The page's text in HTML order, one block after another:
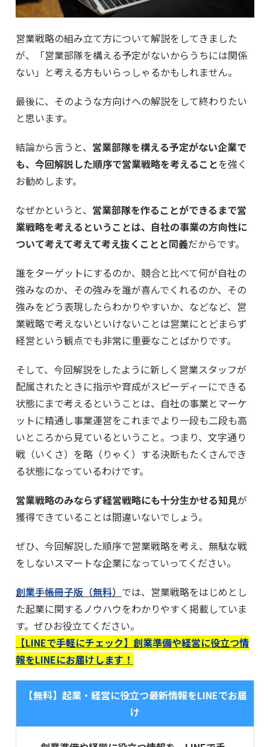
営業戦略の組み立て方について解説をしてきました
が、「営業部隊を構える予定がないからうちには関係
ない」と考える方もいらっしゃるかもしれません。
最後に、そのような方向けへの解説をして終わりたい
と思います。
結論から言うと、 営業部隊を構える予定がない企業で
も、今回解説した順序で営業戦略を考えることを強く
お勧めします。
なぜかというと、 営業部隊を作ることができるまで営
業戦略を考えるということは、自社の事業の方向性に
ついて考えて考えて考え抜くことと同義だからです。
誰をターゲットにするのか、競合と比べて何が自社の
強みなのか、その強みを誰が喜んでくれるのか、その
強みをどう表現したらわかりやすいか、などなど、営
業戦略で考えないといけないことは営業にとどまらず
経営という観点でも非常に重要なことばかりです。
そして、今回解説をしたように新しく営業スタッフが
配属されたときに指示や育成がスピーディーにできる
状態にまで考えるということは、自社の事業とマーケ
ットに精通し事業運営をこれまでより一段も二段も高
いところから見ているということ。つまり、文字通り
戦（いくさ）を略（りゃく）する決断もたくさんでき
る状態になっているわけです。
営業戦略のみならず経営戦略にも十分生かせる知見が
獲得できていることは間違いないでしょう。
ぜひ、今回解説した順序で営業戦略を考え、無駄な戦
をしないスマートな企業になっていってください。
創業手帳冊子版（無料） では、営業戦略をはじめとし
た起業に関するノウハウをわかりやすく掲載していま
す。ぜひお役立てください。
【LINEで手軽にチェック】創業準備や経営に役立つ情
報をLINEにお届けします！
【無料】起業・経営に役立つ最新情報をLINEでお届
け